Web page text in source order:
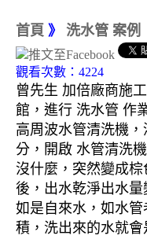
首頁 》 洗水管 案例
觀看次數：4224
曾先生 加倍廠商施
館，進行 洗水管 作
高周波水管清洗機
分，開啟 水管清洗
沒什麼，突然變成
後，出水乾淨出水量
如是自來水，如水
積，洗出來的水就